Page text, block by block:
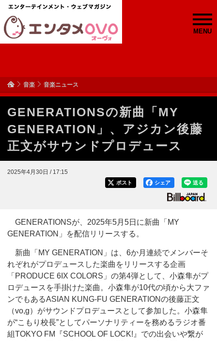
MENU
音楽 音楽ニュース
GENERATIONSの新曲「MY
GENERATION」、アジカン後藤
正文がサウンドプロデュース
2025年4月30日 / 17:15
送る
シェア
ポスト
GENERATIONSが、2025年5月5日に新曲「MY
GENERATION」を配信リリースする。
新曲「MY GENERATION」は、6か月連続でメンバーそ
れぞれがプロデュースした楽曲をリリースする企画
「PRODUCE 6IX COLORS」の第4弾として、小森隼がプ
ロデュースを手掛けた楽曲。小森隼が10代の頃から大ファ
ンでもあるASIAN KUNG-FU GENERATIONの後藤正文
（vo,g）がサウンドプロデュースとして参加した。小森隼
が“こもり校長”としてパーソナリティーを務めるラジオ番
組TOKYO FM『SCHOOL OF LOCK!』での出会いや繋が